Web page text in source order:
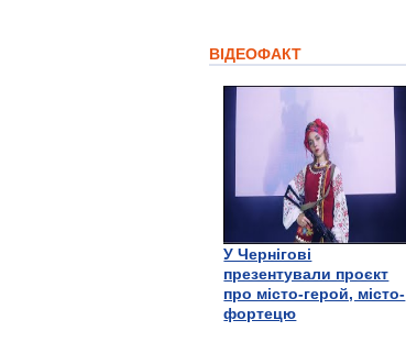
ВІДЕОФАКТ
У Чернігові
презентували проєкт
про місто-герой, місто-
фортецю